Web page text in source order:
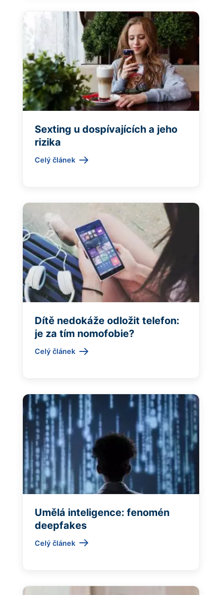
Sexting u dospívajících a jeho
rizika
Celý článek
Dítě nedokáže odložit telefon:
je za tím nomofobie?
Celý článek
Umělá inteligence: fenomén
deepfakes
Celý článek